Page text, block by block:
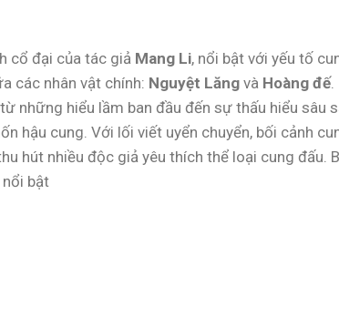
cổ đại của tác giả Mang Li, nổi bật với yếu tố
các nhân vật chính: Nguyệt Lăng và Hoàng đế.
những hiểu lầm ban đầu đến sự thấu hiểu sâu
hậu cung. Với lối viết uyển chuyển, bối cảnh
hút nhiều độc giả yêu thích thể loại cung đấu.
bật